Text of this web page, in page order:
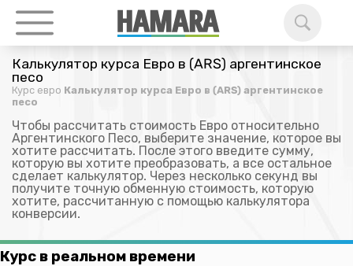
Калькулятор курса Евро в (ARS) аргентинское
песо
Курс евро Калькулятор курса Евро в (ARS) аргентинское
песо
Чтобы рассчитать стоимость Евро относительно
Аргентинского Песо, выберите значение, которое вы
хотите рассчитать. После этого введите сумму,
которую вы хотите преобразовать, а все остальное
сделает калькулятор. Через несколько секунд вы
получите точную обменную стоимость, которую
хотите, рассчитанную с помощью калькулятора
конверсии.
Курс в реальном времени